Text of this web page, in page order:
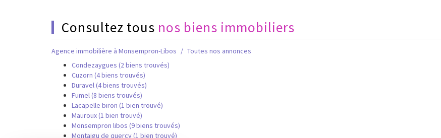
consultez tous nos biens immobiliers
Agence immobilière à Monsempron-Libos
Toutes nos annonces
Condezaygues (2 biens trouvés)
Cuzorn (4 biens trouvés)
Duravel (4 biens trouvés)
Fumel (8 biens trouvés)
Lacapelle biron (1 bien trouvé)
Mauroux (1 bien trouvé)
Monsempron libos (9 biens trouvés)
Montaigu de quercy (1 bien trouvé)